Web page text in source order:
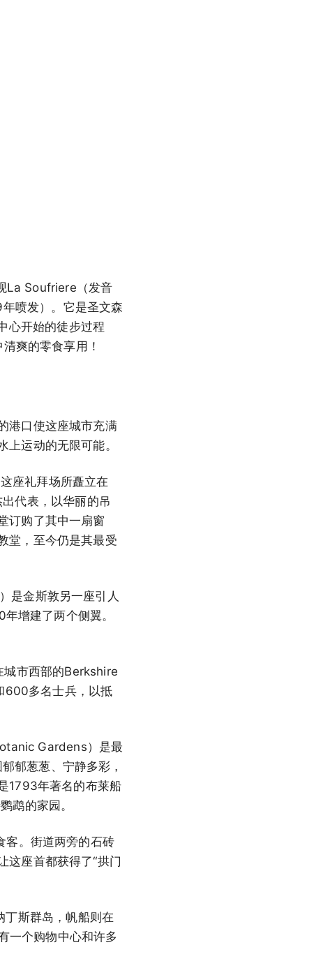
La Soufriere（发音
喷发）。它是圣文森
心开始的徒步过程
爽的零食享用！
港口使这座城市充满
运动的无限可能。
座礼拜场所矗立在
代表，以华丽的吊
订购了其中一扇窗
堂，至今仍是其最受
是金斯敦另一座引人
增建了两个侧翼。
城市西部的Berkshire
600多名士兵，以抵
Gardens）是最
郁葱葱、宁静多彩，
1793年著名的布莱船
鹉的家园。
客。街道两旁的石砖
这座首都获得了“拱门
斯群岛，帆船则在
一个购物中心和许多